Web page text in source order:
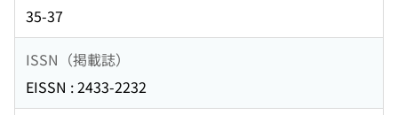
35-37
ISSN（掲載誌）
EISSN : 2433-2232